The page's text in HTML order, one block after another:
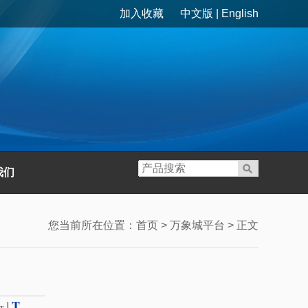
加入收藏 中文版 English
们
您当前所在位置： 首页 > 万象城平台 > 正文